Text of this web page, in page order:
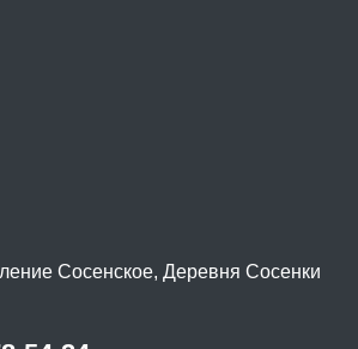
Сосенское, Деревня Сосенки